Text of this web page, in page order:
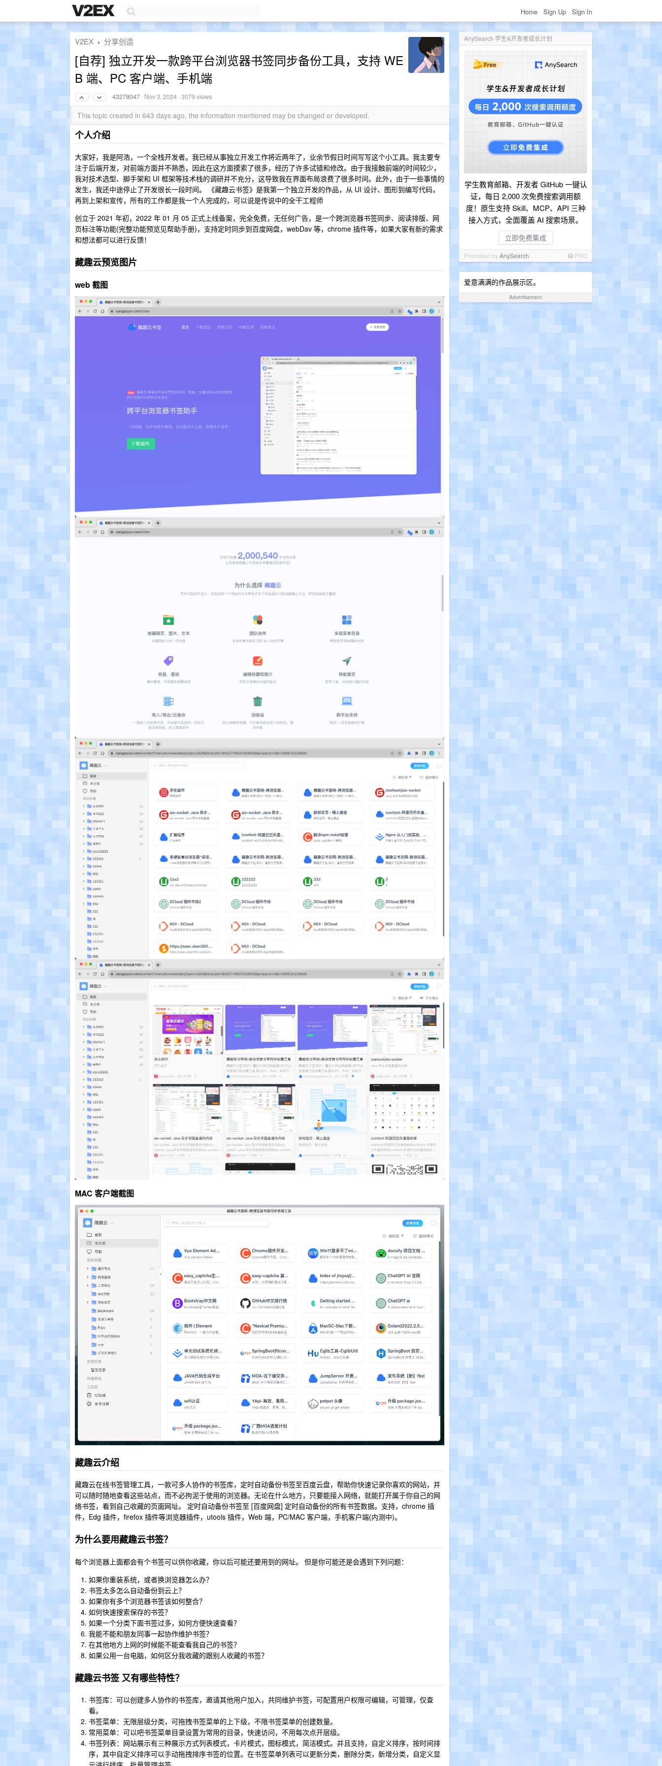
Home Sign Up Sign In
AnySearch 学生&开发者成长计划
学生教育邮箱、开发者 GitHub 一键认
证，每日 2,000 次免费搜索调用额
度！原生支持 Skill、MCP、API 三种
接入方式，全面覆盖 AI 搜索场景。
立即免费集成
Promoted byAnySearch PRO
爱意满满的作品展示区。
Advertisement
V2EX › 分享创造
[自荐] 独立开发一款跨平台浏览器书签同步备份工具，支持 WE
B 端、PC 客户端、手机端
43278047 · Nov 3, 2024 · 3079 views
This topic created in 643 days ago, the information mentioned may be changed or developed.
个人介绍
大家好，我是阿浩，一个全栈开发者。我已经从事独立开发工作将近两年了，业余节假日时间写写这个小工具。我主要专
注于后端开发，对前端方面并不熟悉，因此在这方面摸索了很多，经历了许多试错和修改。由于我接触前端的时间较少，
我对技术选型、脚手架和 UI 框架等技术栈的调研并不充分，这导致我在界面布局浪费了很多时间。此外，由于一些事情的
发生，我还中途停止了开发很长一段时间。 《藏趣云书签》是我第一个独立开发的作品，从 UI 设计、图形到编写代码，
再到上架和宣传，所有的工作都是我一个人完成的，可以说是传说中的全干工程师
创立于 2021 年初，2022 年 01 月 05 正式上线备案，完全免费，无任何广告，是一个跨浏览器书签同步、阅读排版、网
页标注等功能(完整功能预览见帮助手册)，支持定时同步到百度网盘，webDav 等，chrome 插件等，如果大家有新的需求
和想法都可以进行反馈！
藏趣云预览图片
web 截图
MAC 客户端截图
藏趣云介绍
藏趣云在线书签管理工具，一款可多人协作的书签库，定时自动备份书签至百度云盘，帮助你快速记录你喜欢的网站，并
可以随时随地查看这些站点，而不必拘泥于使用的浏览器。无论在什么地方，只要能接入网络，就能打开属于你自己的网
络书签，看到自己收藏的页面网址。 定时自动备份书签至 [百度网盘] 定时自动备份的所有书签数据。支持，chrome 插
件，Edg 插件，firefox 插件等浏览器插件，utools 插件，Web 端，PC/MAC 客户端，手机客户端(内测中)。
为什么要用藏趣云书签？
每个浏览器上面都会有个书签可以供你收藏，你以后可能还要用到的网址。 但是你可能还是会遇到下列问题：
如果你重装系统，或者换浏览器怎么办？
书签太多怎么自动备份到云上？
如果你有多个浏览器书签该如何整合？
如何快速搜索保存的书签？
如果一个分类下面书签过多，如何方便快速查看？
我能不能和朋友同事一起协作维护书签？
在其他地方上网的时候能不能查看我自己的书签？
如果公用一台电脑，如何区分我收藏的跟别人收藏的书签？
藏趣云书签 又有哪些特性？
书签库：可以创建多人协作的书签库，邀请其他用户加入，共同维护书签，可配置用户权限可编辑，可管理，仅查
看。
书签菜单：无限层级分类，可拖拽书签菜单的上下级，不限书签菜单的创建数量。
常用菜单：可以吧书签菜单目录设置为常用的目录，快速访问，不用每次点开层级。
书签列表：网站展示有三种展示方式列表模式，卡片模式，图标模式，简洁模式。并且支持，自定义排序，按时间排
序，其中自定义排序可以手动拖拽排序书签的位置。在书签菜单列表可以更新分类，删除分类，新增分类，自定义显